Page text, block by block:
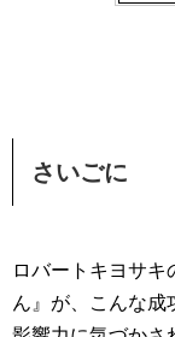
さいごに
ロバートキヨサキ
ん』が、こんな成